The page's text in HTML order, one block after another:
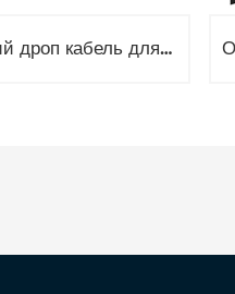
Оптический дроп кабель для подвеса, 1 волокно G657, 3кН, диэлектрический FRP 0.5 и 1.8мм FRP GJYXFFCH